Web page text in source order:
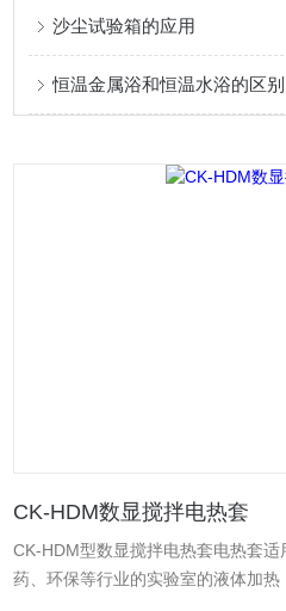
沙尘试验箱的应用
恒温金属浴和恒温水浴的区别
CK-HDM数显搅拌电热套
CK-HDM型数显搅拌电热套电热套
药、环保等行业的实验室的液体加热